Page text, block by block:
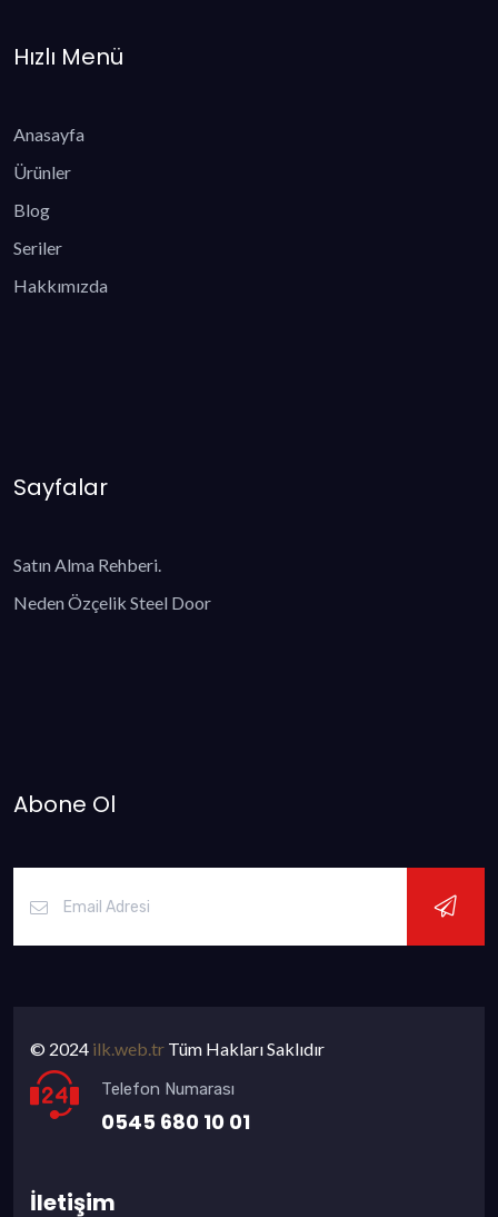
Hızlı Menü
Anasayfa
Ürünler
Blog
Seriler
Hakkımızda
Sayfalar
Satın Alma Rehberi.
Neden Özçelik Steel Door
Abone Ol
© 2024 ilk.web.tr Tüm Hakları Saklıdır
Telefon Numarası
0545 680 10 01
İletişim